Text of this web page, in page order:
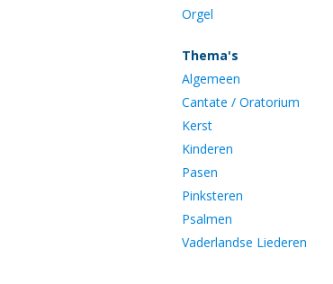
Orgel
Thema's
Algemeen
Cantate / Oratorium
Kerst
Kinderen
Pasen
Pinksteren
Psalmen
Vaderlandse Liederen